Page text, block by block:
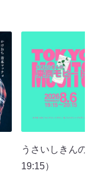
うさいしきん
19:15）